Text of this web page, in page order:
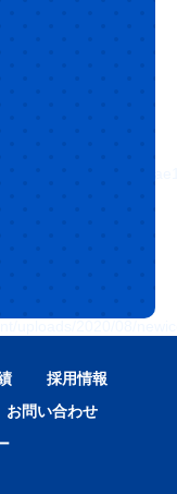
採用情報
お問い合わせ
uploads/2021/09/
)</p>